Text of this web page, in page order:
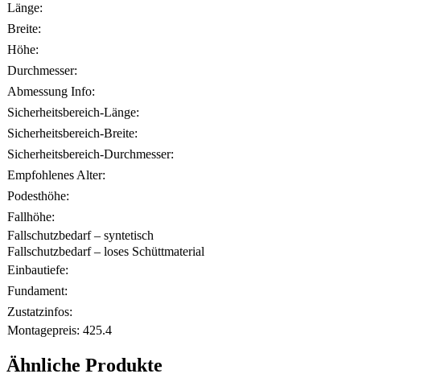
Länge:
Breite:
Höhe:
Durchmesser:
Abmessung Info:
Sicherheitsbereich-Länge:
Sicherheitsbereich-Breite:
Sicherheitsbereich-Durchmesser:
Empfohlenes Alter:
Podesthöhe:
Fallhöhe:
Fallschutzbedarf – syntetisch
Fallschutzbedarf – loses Schüttmaterial
Einbautiefe:
Fundament:
Zustatzinfos:
Montagepreis: 425.4
Ähnliche Produkte